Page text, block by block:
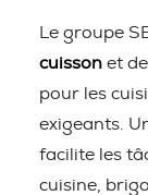
Le groupe
cuisson et de
pour les
exigeants.
facilite les
cuisine,